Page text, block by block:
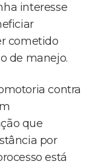
interesse
cometido
de manejo.
contra
que
por
está